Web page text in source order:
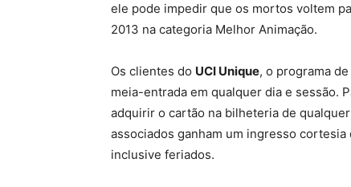
ele pode impedir que os mortos voltem
2013 na categoria Melhor Animação.
Os clientes do UCI Unique, o programa
meia-entrada em qualquer dia e sessão.
adquirir o cartão na bilheteria de
associados ganham um ingresso
inclusive feriados.